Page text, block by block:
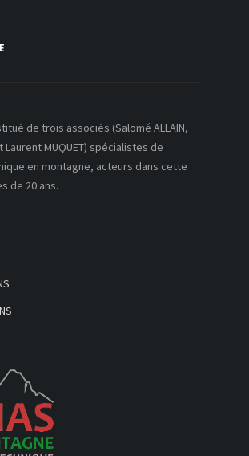
de trois associés (Salomé ALLAIN,
Laurent MUQUET) spécialistes de
en montagne, acteurs dans cette
de 20 ans.